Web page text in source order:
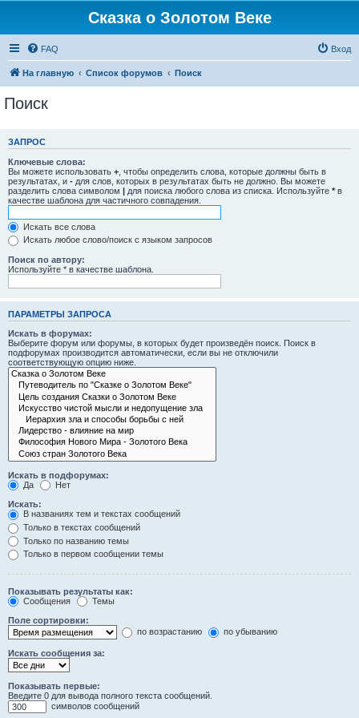
Сказка о Золотом Веке
FAQ Вход
На главную Список форумов Поиск
Поиск
ЗАПРОС
Ключевые слова:
Вы можете использовать + , чтобы определить слова, которые должны быть в
результатах, и - для слов, которых в результатах быть не должно. Вы можете
разделить слова символом | для поиска любого слова из списка. Используйте * в
качестве шаблона для частичного совпадения.
Искать все слова
Искать любое слово/поиск с языком запросов
Поиск по автору:
Используйте * в качестве шаблона.
ПАРАМЕТРЫ ЗАПРОСА
Искать в форумах:
Выберите форум или форумы, в которых будет произведён поиск. Поиск в
подфорумах производится автоматически, если вы не отключили
соответствующую опцию ниже.
Искать в подфорумах:
Да
Нет
Искать:
В названиях тем и текстах сообщений
Только в текстах сообщений
Только по названию темы
Только в первом сообщении темы
Показывать результаты как:
Сообщения
Темы
Поле сортировки:
по возрастанию
по убыванию
Искать сообщения за:
Показывать первые:
Введите 0 для вывода полного текста сообщений.
символов сообщений